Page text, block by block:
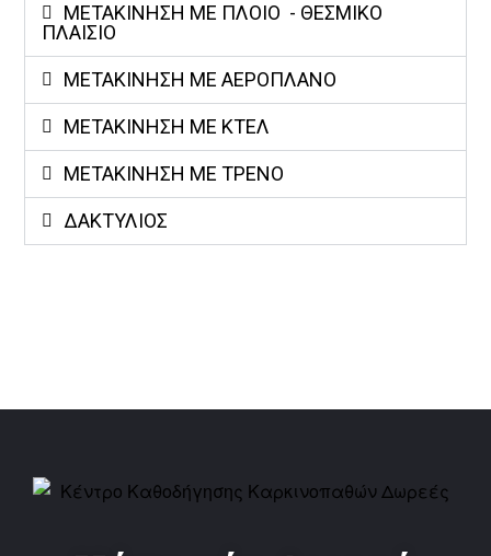
ΜΕΤΑΚΙΝΗΣΗ ΜΕ ΠΛΟΙΟ - ΘΕΣΜΙΚO
ΠΛΑIΣΙΟ
ΜΕΤΑΚΙΝΗΣΗ ΜΕ ΑΕΡΟΠΛΑΝΟ
ΜΕΤΑΚΙΝΗΣΗ ΜΕ ΚΤΕΛ
ΜΕΤΑΚΙΝΗΣΗ ΜΕ ΤΡΕΝΟ
ΔΑΚΤΥΛΙΟΣ